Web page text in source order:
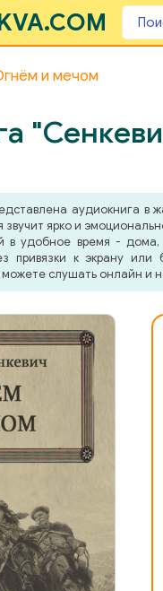
и мечом
аудиокнига в
звучит ярко и
в удобное время -
привязки к экрану
слушать онлайн и